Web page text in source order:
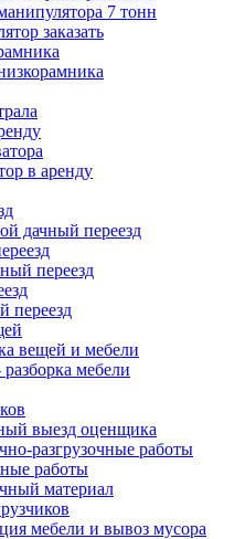
7 тонн
заказать
в аренду
дачный переезд
переезд
переезд
вещей и мебели
мебели
выезд оценщика
разгрузочные работы
работы
материал
мебели и вывоз мусора